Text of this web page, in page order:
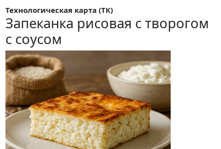
Технологическая карта (ТК)
Запеканка рисовая с творогом
с соусом